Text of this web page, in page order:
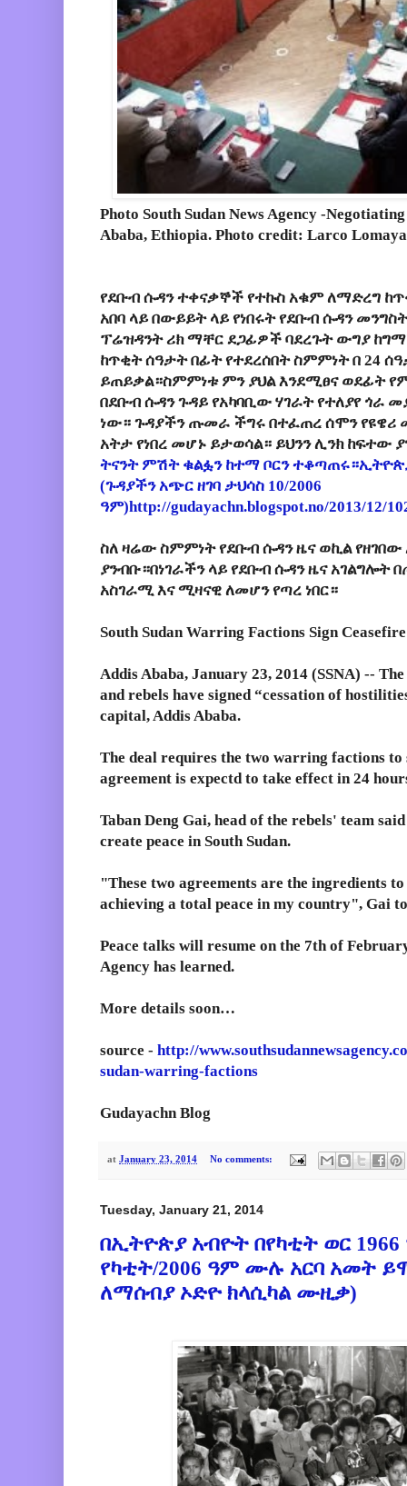
Photo South Sudan News Agency -
Ababa, Ethiopia. Photo credit: Larco
የደቡብ ሱዳን ተቀናቃኞች የተኩስ አቁም ለማድረግ
አበባ ላይ በውይይት ላይ የነበሩት የደቡብ ሱዳን
ፕሬዝዳንት ሪክ ማቸር ደጋፊዎች ባደረጉት ውግያ
ከጥቂት ሰዓታት በፊት የተደረሰበት ስምምነት በ 24
ይጠይቃል።ስምምነቱ ምን ያህል እንደሚፀና ወደፊት
በደቡብ ሱዳን ጉዳይ የአካባቢው ሃገራት የተለያየ ጎራ
ነው። ጉዳያችን ጡመራ ችግሩ በተፈጠረ ሰሞን
አትታ የነበረ መሆኑ ይታወሳል። ይህንን ሊንክ ከፍተው
ትናንት ምሽት ቁልፏን ከተማ ቦርን
(ጉዳያችን አጭር ዘገባ ታህሳስ 10/2006
ዓም)http://gudayachn.blogspot.no/2013/12/
ስለ ዛሬው ስምምነት የደቡብ ሱዳን ዜና ወኪል
ያንብቡ።በነገራችን ላይ የደቡብ ሱዳን ዜና አገልግሎት
አስገራሚ እና ሚዛናዊ ለመሆን የጣረ ነበር።
South Sudan Warring Factions Sign
Addis Ababa, January 23, 2014 (SSNA) --
and rebels have signed “cessation of
capital, Addis Ababa.
The deal requires the two warring factions
agreement is expectd to take effect in 24
Taban Deng Gai, head of the rebels' team
create peace in South Sudan.
"These two agreements are the ingredients
achieving a total peace in my country", Gai
Peace talks will resume on the 7th of
Agency has learned.
More details soon…
source - http://
sudan-warring-factions
Gudayachn Blog
at January 23, 2014 No comments:
Tuesday, January 21, 2014
በኢትዮጵያ አብዮት በየካቲት ወር
የካቲት/2006 ዓም ሙሉ አርባ አመት
ለማሰብያ ኦድዮ ክላሲካል ሙዚቃ)